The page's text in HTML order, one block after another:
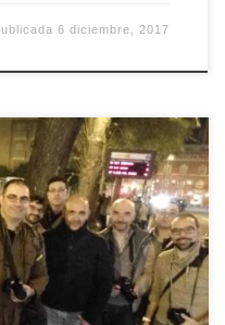
6 diciembre, 2017
tema os
que estamos en
aquellas cámaras
¿Seréis
12 fotos,
consiste nuestro